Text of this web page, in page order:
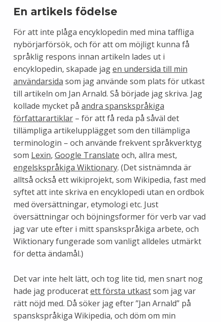
En artikels födelse
För att inte plåga encyklopedin med mina taffliga
nybörjarförsök, och för att om möjligt kunna få
språklig respons innan artikeln lades ut i
encyklopedin, skapade jagen undersida till min
användarsida som jag använde som plats för utkast
till artikeln om Jan Arnald. Så började jag skriva. Jag
kollade mycket på andra spanskspråkiga
författarartiklar– för att få reda på såväl det
tillämpliga artikelupplägget som den tillämpliga
terminologin – och använde frekvent språkverktyg
som Lexin, Google Translate och, allra mest,
engelskspråkiga Wiktionary. (Det sistnämnda är
alltså också ett wikiprojekt, som Wikipedia, fast med
syftet att inte skriva en encyklopedi utan en ordbok
med översättningar, etymologi etc. Just
översättningar och böjningsformer för verb var vad
jag var ute efter i mitt spanskspråkiga arbete, och
Wiktionary fungerade som vanligt alldeles utmärkt
för detta ändamål.)
Det var inte helt lätt, och tog lite tid, men snart nog
hade jag produceratett första utkastsom jag var
rätt nöjd med. Då söker jag efter ”Jan Arnald” på
spanskspråkiga Wikipedia, och döm om min